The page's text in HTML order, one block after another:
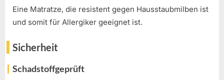
Eine Matratze, die resistent gegen Hausstaubmilben ist
und somit für Allergiker geeignet ist.
Sicherheit
Schadstoffgeprüft